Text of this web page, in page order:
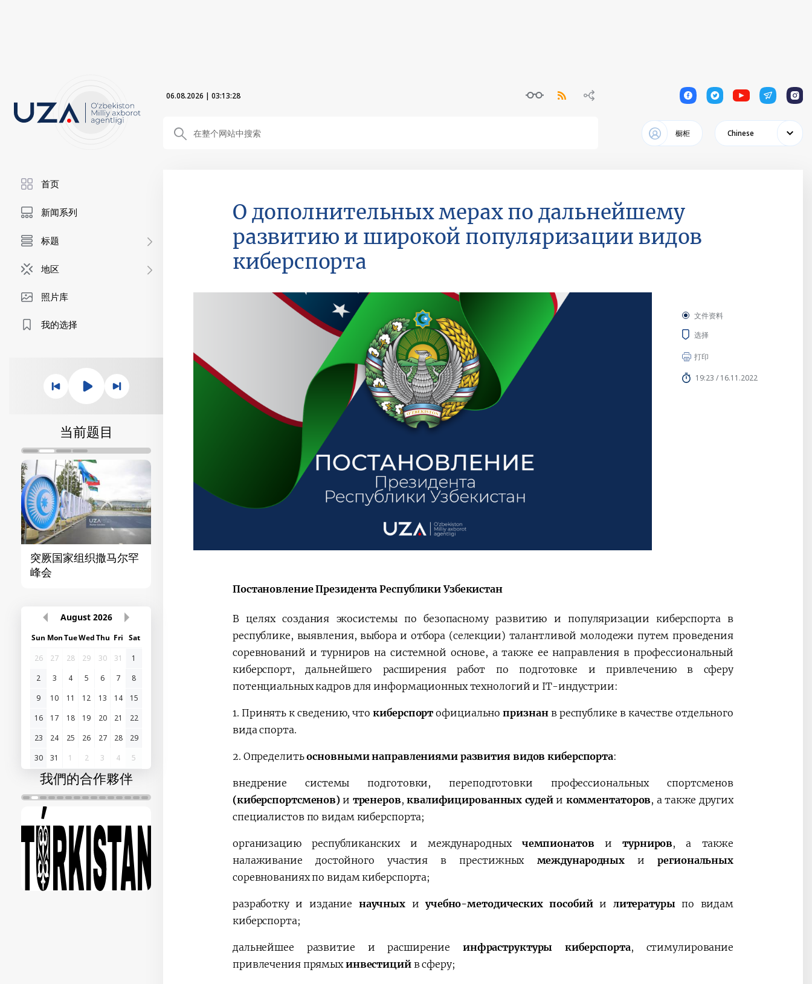
06.08.2026 | 03:13:29 1 1 1 1 1
橱柜 Chinese
首页
新闻系列
标题
地区
照片库
我的选择
当前题目
突厥国家组织撒马尔罕
峰会
August 2026
Sun MonTueWedThu Fri Sat
26
27 28 29 30 31
1
2
3 4 5 6 7
8
9
10 11 12 13 14
15
16
17 18 19 20 21
22
23
24 25 26 27 28
29
30
31 1 2 3 4 5
我們的合作夥伴
О дополнительных мерах по дальнейшему
развитию и широкой популяризации видов
киберспорта
文件资料
选择
打印
19:23 / 16.11.2022
Постановление Президента Республики Узбекистан
В целях создания экосистемы по безопасному развитию и популяризации киберспорта в
республике, выявления, выбора и отбора (селекции) талантливой молодежи путем проведения
соревнований и турниров на системной основе, а также ее направления в профессиональный
киберспорт, дальнейшего расширения работ по подготовке и привлечению в сферу
потенциальных кадров для информационных технологий и IT-индустрии:
1. Принять к сведению, чтокиберспорт официальнопризнан в республике в качестве отдельного
вида спорта.
2. Определитьосновными направлениями развития видов киберспорта:
внедрение системы подготовки, переподготовки профессиональных спортсменов
(киберспортсменов) и тренеров,квалифицированных судейи комментаторов, а также других
специалистов по видам киберспорта;
организацию республиканских и международных чемпионатов итурниров, а также
налаживание достойного участия в престижных международных ирегиональных
соревнованиях по видам киберспорта;
разработку и издание научныхиучебно-методических пособийи литературыпо видам
киберспорта;
дальнейшее развитие и расширение инфраструктуры киберспорта, стимулирование
привлечения прямыхинвестицийв сферу;